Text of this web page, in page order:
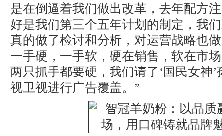
是在倒逼着我们做出改革，去年配方
好是我们第三个五年计划的制定，我
真的做了检讨和分析，对运营战略也
一手硬，一手软，硬在销售，软在市
两只抓手都要硬，我们请了‘国民女神
视卫视进行广告覆盖。”